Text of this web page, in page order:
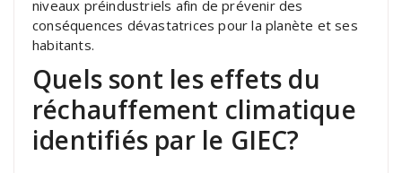
niveaux préindustriels afin de prévenir des
conséquences dévastatrices pour la planète et ses
habitants.
Quels sont les effets du
réchauffement climatique
identifiés par le GIEC?